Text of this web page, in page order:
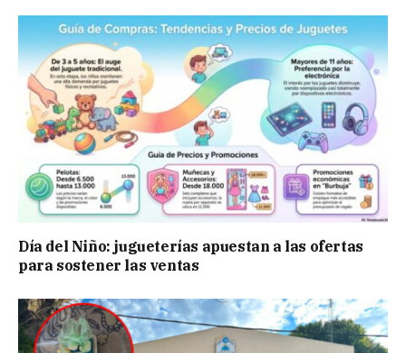
Día del Niño: jugueterías apuestan a las ofertas
para sostener las ventas